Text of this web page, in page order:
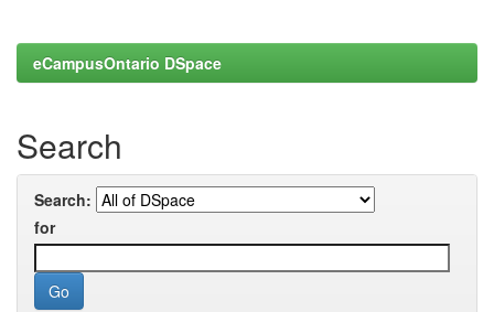
eCampusOntario DSpace
Search
Search:
for